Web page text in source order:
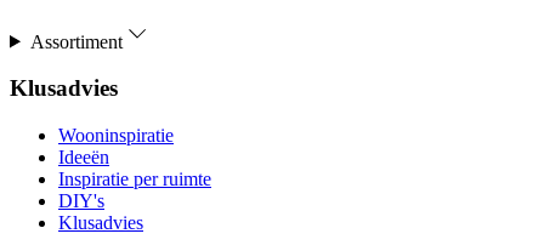
Assortiment
Klusadvies
Wooninspiratie
Ideeën
Inspiratie per ruimte
DIY's
Klusadvies